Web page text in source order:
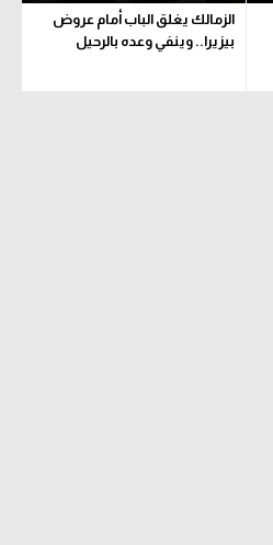
الزمالك يغلق الباب أمام عروض
بيزيرا.. وينفي وعده بالرحيل